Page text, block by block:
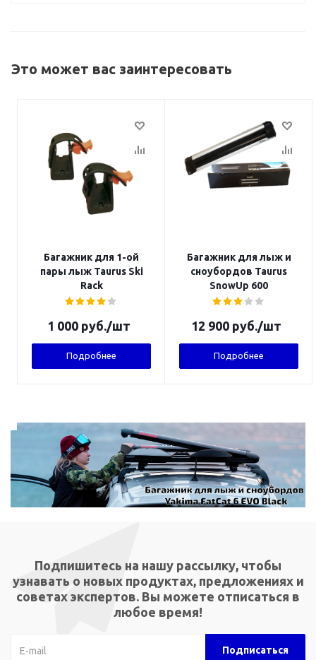
Это может вас заинтересовать
Багажник для 1-ой
пары лыж Taurus Ski
Rack
1 000 руб./шт
Подробнее
Багажник для лыж и
сноубордов Taurus
SnowUp 600
12 900 руб./шт
Подробнее
Подпишитесь на нашу рассылку, чтобы
узнавать о новых продуктах, предложениях и
советах экспертов. Вы можете отписаться в
любое время!